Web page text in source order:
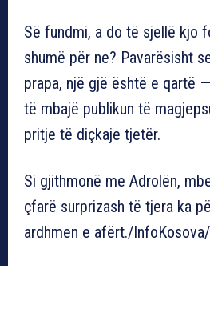
Së fundmi, a do të sjellë kjo
shumë për ne? Pavarësisht
prapa, një gjë është e qartë
të mbajë publikun të
pritje të diçkaje tjetër.
Si gjithmonë me Adrolën,
çfarë surprizash të tjera ka
ardhmen e afërt./InfoKosova/